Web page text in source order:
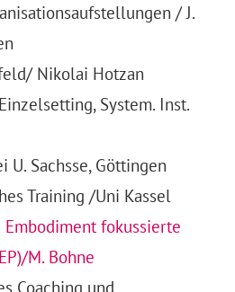
/ J.
Nikolai Hotzan
System. Inst.
U. Sachsse, Göttingen
Training /Uni Kassel
fokussierte
M. Bohne
Coaching und